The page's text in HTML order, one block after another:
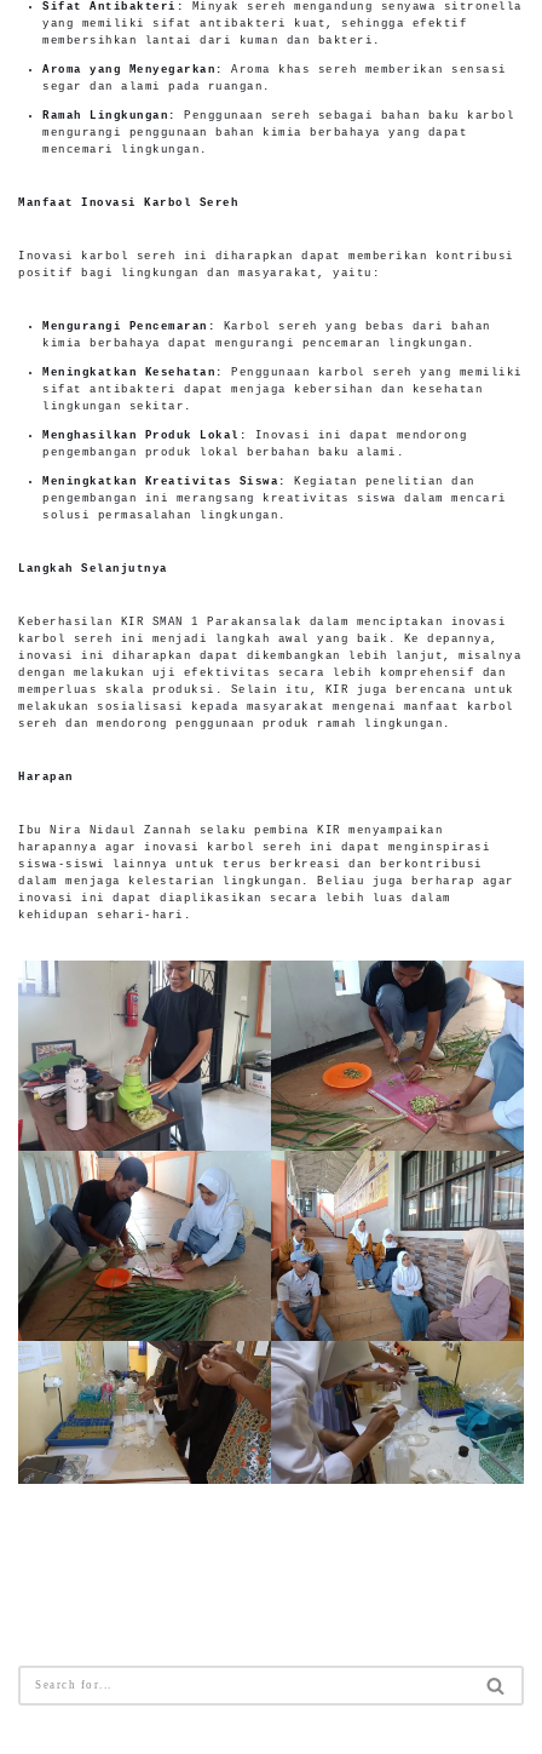
Sifat Antibakteri:
Minyak sereh mengandung senyawa sitronella
yang memiliki sifat antibakteri kuat, sehingga efektif
membersihkan lantai dari kuman dan bakteri.
Aroma yang Menyegarkan:
Aroma khas sereh memberikan sensasi
segar dan alami pada ruangan.
Ramah Lingkungan:
Penggunaan sereh sebagai bahan baku karbol
mengurangi penggunaan bahan kimia berbahaya yang dapat
mencemari lingkungan.
Manfaat Inovasi Karbol Sereh
Inovasi karbol sereh ini diharapkan dapat memberikan kontribusi
positif bagi lingkungan dan masyarakat, yaitu:
Mengurangi Pencemaran:
Karbol sereh yang bebas dari bahan
kimia berbahaya dapat mengurangi pencemaran lingkungan.
Meningkatkan Kesehatan:
Penggunaan karbol sereh yang memiliki
sifat antibakteri dapat menjaga kebersihan dan kesehatan
lingkungan sekitar.
Menghasilkan Produk Lokal:
Inovasi ini dapat mendorong
pengembangan produk lokal berbahan baku alami.
Meningkatkan Kreativitas Siswa:
Kegiatan penelitian dan
pengembangan ini merangsang kreativitas siswa dalam mencari
solusi permasalahan lingkungan.
Langkah Selanjutnya
Keberhasilan KIR SMAN 1 Parakansalak dalam menciptakan inovasi
karbol sereh ini menjadi langkah awal yang baik. Ke depannya,
inovasi ini diharapkan dapat dikembangkan lebih lanjut, misalnya
dengan melakukan uji efektivitas secara lebih komprehensif dan
memperluas skala produksi. Selain itu, KIR juga berencana untuk
melakukan sosialisasi kepada masyarakat mengenai manfaat karbol
sereh dan mendorong penggunaan produk ramah lingkungan.
Harapan
Ibu Nira Nidaul Zannah selaku pembina KIR menyampaikan
harapannya agar inovasi karbol sereh ini dapat menginspirasi
siswa-siswi lainnya untuk terus berkreasi dan berkontribusi
dalam menjaga kelestarian lingkungan. Beliau juga berharap agar
inovasi ini dapat diaplikasikan secara lebih luas dalam
kehidupan sehari-hari.